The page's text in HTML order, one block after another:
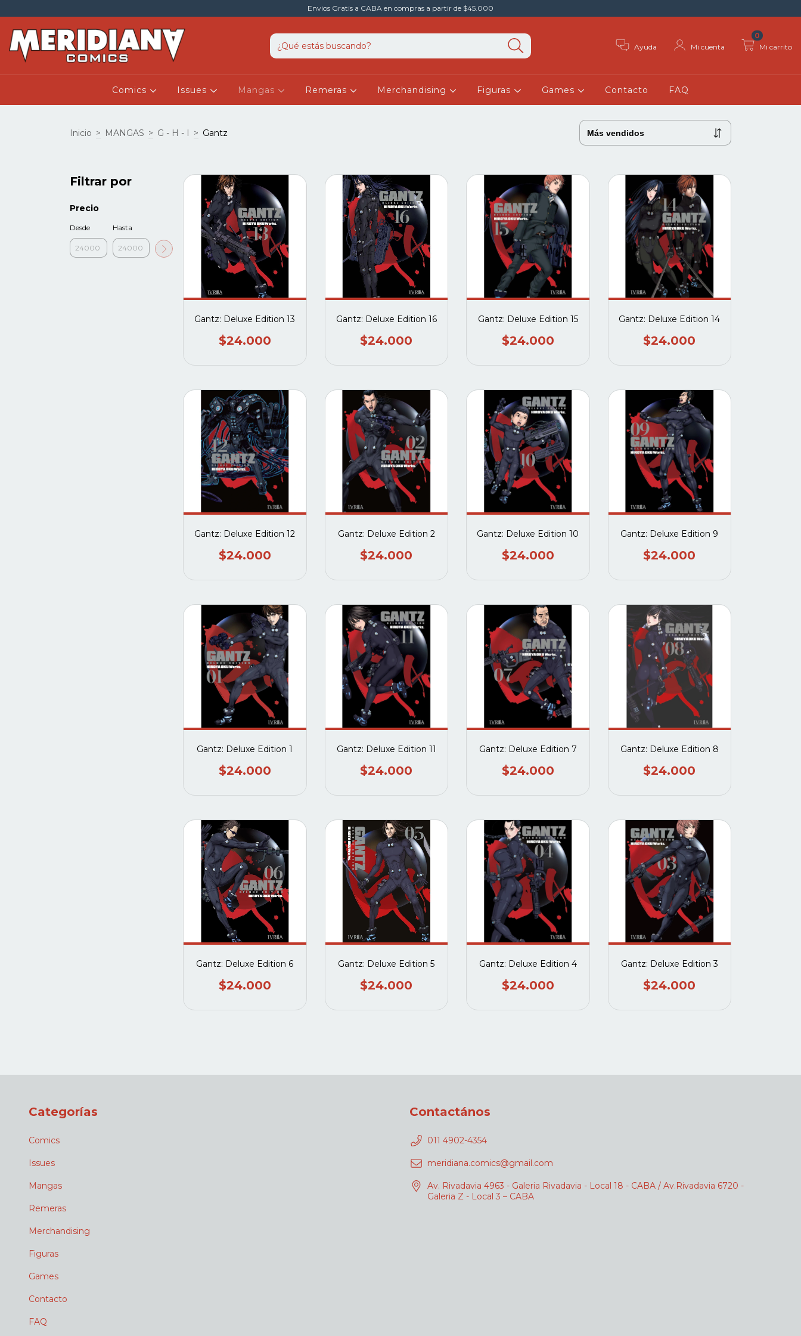
Envios Gratis a CABA en compras a partir de $45.000
Ayuda Mi cuenta Mi carrito
0
Comics Issues Mangas Remeras Merchandising Figuras Games Contacto FAQ
Inicio > MANGAS > G - H - I > Gantz
Filtrar por
Precio
Desde Hasta
Gantz: Deluxe Edition 13
$24.000
Gantz: Deluxe Edition 16
$24.000
Gantz: Deluxe Edition 15
$24.000
Gantz: Deluxe Edition 14
$24.000
Gantz: Deluxe Edition 12
$24.000
Gantz: Deluxe Edition 2
$24.000
Gantz: Deluxe Edition 10
$24.000
Gantz: Deluxe Edition 9
$24.000
Gantz: Deluxe Edition 1
$24.000
Gantz: Deluxe Edition 11
$24.000
Gantz: Deluxe Edition 7
$24.000
Gantz: Deluxe Edition 8
$24.000
Gantz: Deluxe Edition 6
$24.000
Gantz: Deluxe Edition 5
$24.000
Gantz: Deluxe Edition 4
$24.000
Gantz: Deluxe Edition 3
$24.000
Categorías
Comics
Issues
Mangas
Remeras
Merchandising
Figuras
Games
Contacto
FAQ
Contactános
011 4902-4354
meridiana.comics@gmail.com
Av. Rivadavia 4963 - Galeria Rivadavia - Local 18 - CABA / Av.Rivadavia 6720 -
Galeria Z - Local 3 – CABA